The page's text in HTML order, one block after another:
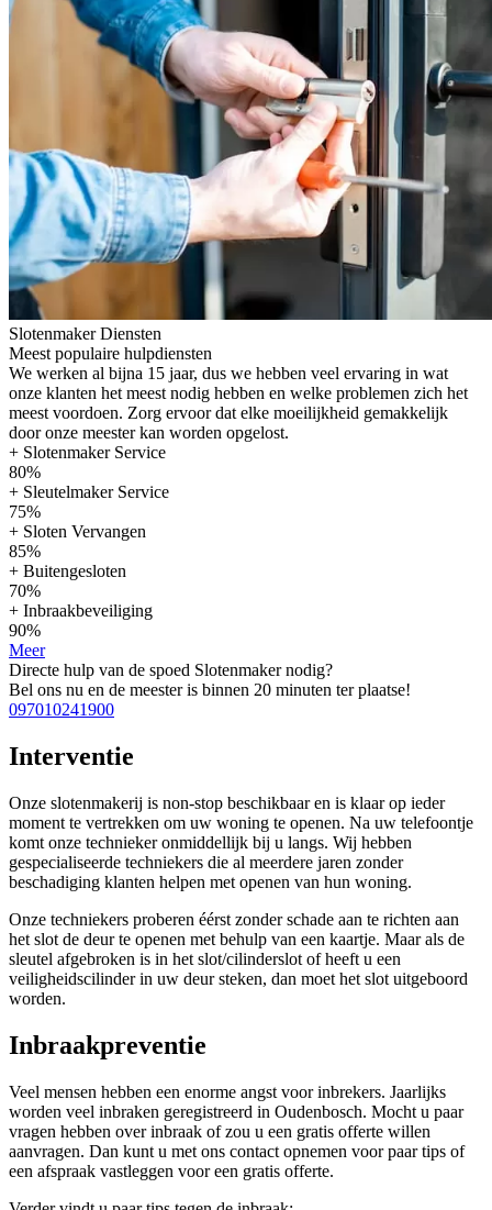
Slotenmaker Diensten
Meest populaire hulpdiensten
We werken al bijna 15 jaar, dus we hebben veel ervaring in wat
onze klanten het meest nodig hebben en welke problemen zich het
meest voordoen. Zorg ervoor dat elke moeilijkheid gemakkelijk
door onze meester kan worden opgelost.
+ Slotenmaker Service
80%
+ Sleutelmaker Service
75%
+ Sloten Vervangen
85%
+ Buitengesloten
70%
+ Inbraakbeveiliging
90%
Meer
Directe hulp van de spoed Slotenmaker nodig?
Bel ons nu en de meester is binnen 20 minuten ter plaatse!
097010241900
Interventie
Onze slotenmakerij is non-stop beschikbaar en is klaar op ieder
moment te vertrekken om uw woning te openen. Na uw telefoontje
komt onze technieker onmiddellijk bij u langs. Wij hebben
gespecialiseerde techniekers die al meerdere jaren zonder
beschadiging klanten helpen met openen van hun woning.
Onze techniekers proberen éérst zonder schade aan te richten aan
het slot de deur te openen met behulp van een kaartje. Maar als de
sleutel afgebroken is in het slot/cilinderslot of heeft u een
veiligheidscilinder in uw deur steken, dan moet het slot uitgeboord
worden.
Inbraakpreventie
Veel mensen hebben een enorme angst voor inbrekers. Jaarlijks
worden veel inbraken geregistreerd in Oudenbosch. Mocht u paar
vragen hebben over inbraak of zou u een gratis offerte willen
aanvragen. Dan kunt u met ons contact opnemen voor paar tips of
een afspraak vastleggen voor een gratis offerte.